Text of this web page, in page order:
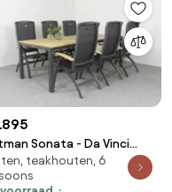
Sonata - Da Vinci
7-delig
teakhouten, 6